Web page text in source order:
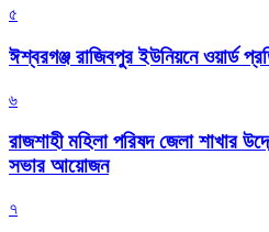
৫
ঈশ্বরগঞ্জ রাজিবপুর ইউনিয়নে ওয়ার্ড
৬
রাজশাহী মহিলা পরিষদ জেলা শাখার
সভার আয়োজন
৭